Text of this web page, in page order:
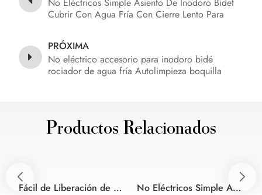
Cubrir Con Agua Fría Con Cierre Lento Para
PRÓXIMA
No eléctrico accesorio para inodoro bidé
rociador de agua fría Autolimpieza boquilla
Productos Relacionados
Fácil de Liberación de cierre suave de Baño que no sean eléctricos asiento de inodoro bidet No Eléctricos Simple Asiento De Inodoro Bidet Cubrir Con Agua Fría Con Cierre Lento Para Cuarto De Baño